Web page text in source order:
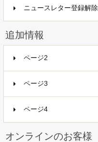
ニュースレター登録解除
追加情報
ページ2
ページ3
ページ4
オンラインのお客様